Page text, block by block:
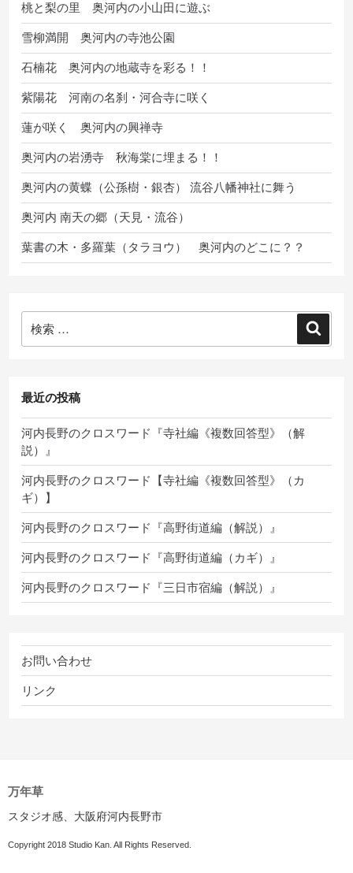
桃と梨の里 奥河内の小山田に遊ぶ
雪柳満開 奥河内の寺池公園
石楠花 奥河内の地蔵寺を彩る！！
紫陽花 河南の名刹・河合寺に咲く
蓮が咲く 奥河内の興禅寺
奥河内の岩湧寺 秋海棠に埋まる！！
奥河内の黄蝶（公孫樹・銀杏） 流谷八幡神社に舞う
奥河内 南天の郷（天見・流谷）
葉書の木・多羅葉（タラヨウ） 奥河内のどこに？？
索:
索
最近の投稿
河内長野のクロスワード『寺社編《複数回答型》（解
説）』
河内長野のクロスワード【寺社編《複数回答型》（カ
ギ）】
河内長野のクロスワード『高野街道編（解説）』
河内長野のクロスワード『高野街道編（カギ）』
河内長野のクロスワード『三日市宿編（解説）』
お問い合わせ
リンク
万年草
スタジオ感、大阪府河内長野市
Copyright 2018 Studio Kan. All Rights Reserved.